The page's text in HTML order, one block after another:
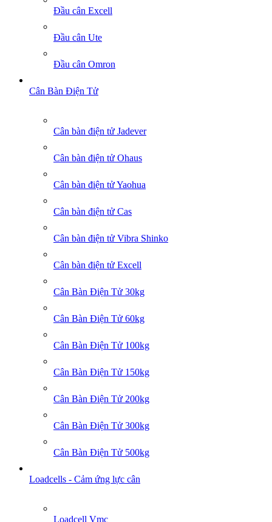
Đầu cân Excell
Đầu cân Ute
Đầu cân Omron
Cân Bàn Điện Tử
Cân bàn điện tử Jadever
Cân bàn điện tử Ohaus
Cân bàn điện tử Yaohua
Cân bàn điện tử Cas
Cân bàn điện tử Vibra Shinko
Cân bàn điện tử Excell
Cân Bàn Điện Tử 30kg
Cân Bàn Điện Tử 60kg
Cân Bàn Điện Tử 100kg
Cân Bàn Điện Tử 150kg
Cân Bàn Điện Tử 200kg
Cân Bàn Điện Tử 300kg
Cân Bàn Điện Tử 500kg
Loadcells - Cảm ứng lực cân
Loadcell Vmc